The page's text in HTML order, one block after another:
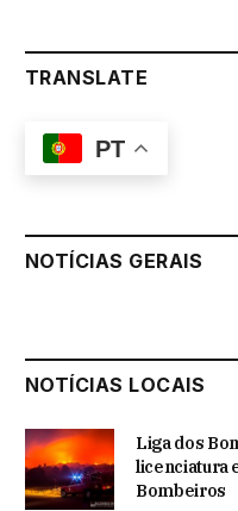
TRANSLATE
PT
NOTÍCIAS GERAIS
NOTÍCIAS LOCAIS
Liga dos
licenciatura
Bombeiros